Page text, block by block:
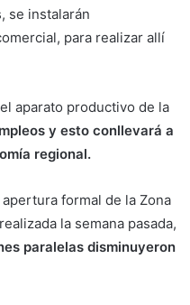
se instalarán
para realizar allí
aparato productivo de la
y esto conllevará a
regional.
formal de la Zona
la semana pasada,
paralelas disminuyeron